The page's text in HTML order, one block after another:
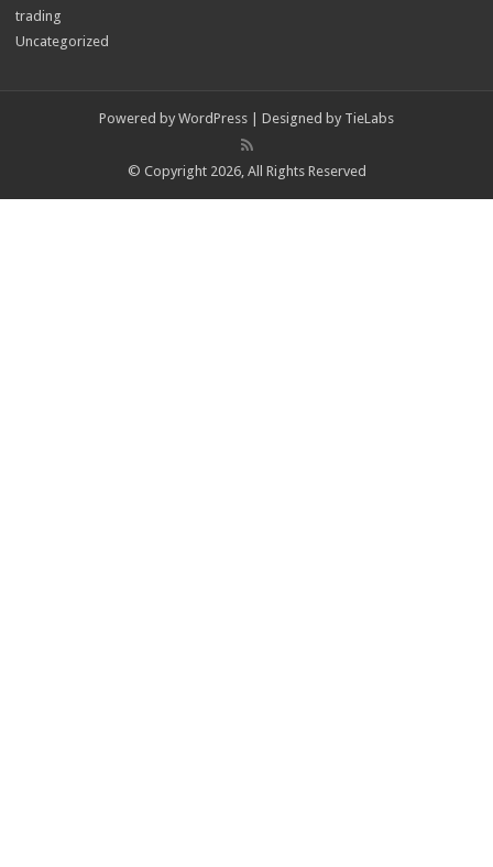
trading
Uncategorized
Powered by WordPress | Designed by TieLabs
© Copyright 2026, All Rights Reserved